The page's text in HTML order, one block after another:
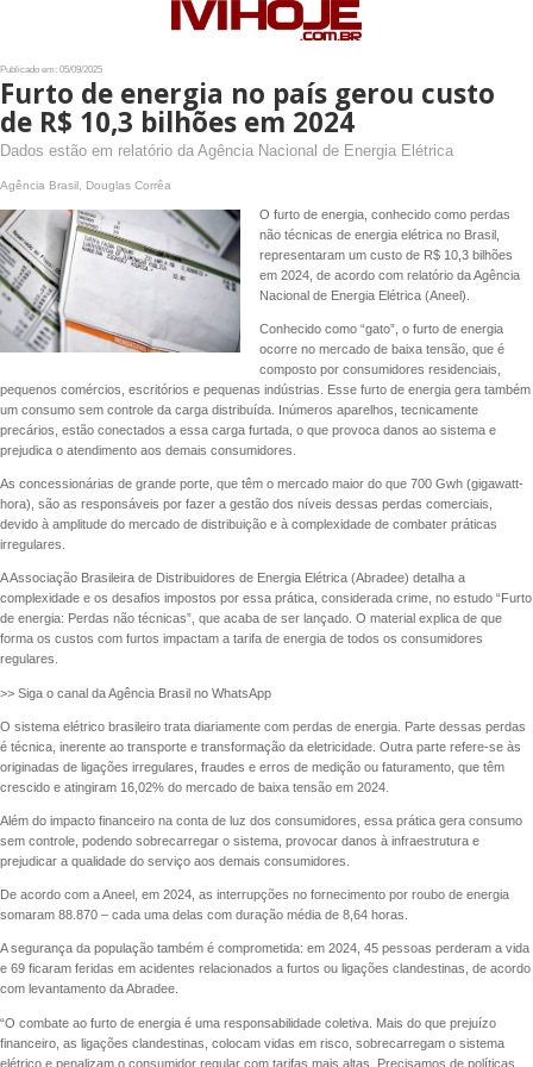
Publicado em: 05/09/2025
Furto de energia no país gerou custo
de R$ 10,3 bilhões em 2024
Dados estão em relatório da Agência Nacional de Energia Elétrica
Agência Brasil, Douglas Corrêa
O furto de energia, conhecido como perdas
não técnicas de energia elétrica no Brasil,
representaram um custo de R$ 10,3 bilhões
em 2024, de acordo com relatório da Agência
Nacional de Energia Elétrica (Aneel).
Conhecido como “gato”, o furto de energia
ocorre no mercado de baixa tensão, que é
composto por consumidores residenciais,
pequenos comércios, escritórios e pequenas indústrias. Esse furto de energia gera também
um consumo sem controle da carga distribuída. Inúmeros aparelhos, tecnicamente
precários, estão conectados a essa carga furtada, o que provoca danos ao sistema e
prejudica o atendimento aos demais consumidores.
As concessionárias de grande porte, que têm o mercado maior do que 700 Gwh (gigawatt-
hora), são as responsáveis por fazer a gestão dos níveis dessas perdas comerciais,
devido à amplitude do mercado de distribuição e à complexidade de combater práticas
irregulares.
A Associação Brasileira de Distribuidores de Energia Elétrica (Abradee) detalha a
complexidade e os desafios impostos por essa prática, considerada crime, no estudo “Furto
de energia: Perdas não técnicas”, que acaba de ser lançado. O material explica de que
forma os custos com furtos impactam a tarifa de energia de todos os consumidores
regulares.
>> Siga o canal da Agência Brasil no WhatsApp
O sistema elétrico brasileiro trata diariamente com perdas de energia. Parte dessas perdas
é técnica, inerente ao transporte e transformação da eletricidade. Outra parte refere-se às
originadas de ligações irregulares, fraudes e erros de medição ou faturamento, que têm
crescido e atingiram 16,02% do mercado de baixa tensão em 2024.
Além do impacto financeiro na conta de luz dos consumidores, essa prática gera consumo
sem controle, podendo sobrecarregar o sistema, provocar danos à infraestrutura e
prejudicar a qualidade do serviço aos demais consumidores.
De acordo com a Aneel, em 2024, as interrupções no fornecimento por roubo de energia
somaram 88.870 – cada uma delas com duração média de 8,64 horas.
A segurança da população também é comprometida: em 2024, 45 pessoas perderam a vida
e 69 ficaram feridas em acidentes relacionados a furtos ou ligações clandestinas, de acordo
com levantamento da Abradee.
“O combate ao furto de energia é uma responsabilidade coletiva. Mais do que prejuízo
financeiro, as ligações clandestinas, colocam vidas em risco, sobrecarregam o sistema
elétrico e penalizam o consumidor regular com tarifas mais altas. Precisamos de políticas